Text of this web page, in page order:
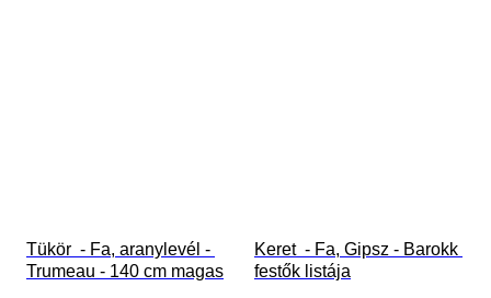
Tükör  - Fa, aranylevél -
Trumeau - 140 cm magas
Keret  - Fa, Gipsz - Barokk
festők listája